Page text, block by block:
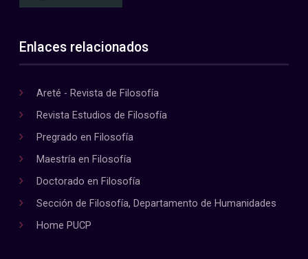
Enlaces relacionados
Areté - Revista de Filosofía
Revista Estudios de Filosofía
Pregrado en Filosofía
Maestría en Filosofía
Doctorado en Filosofía
Sección de Filosofía, Departamento de Humanidades
Home PUCP